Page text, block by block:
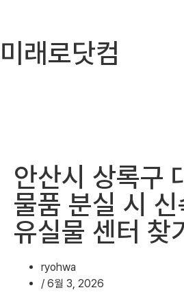
미래로닷컴
안산시 상록구
물품 분실 시
유실물 센터 찾
ryohwa
/ 6월 3, 2026